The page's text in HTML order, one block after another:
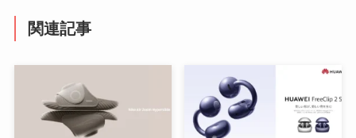
関連記事